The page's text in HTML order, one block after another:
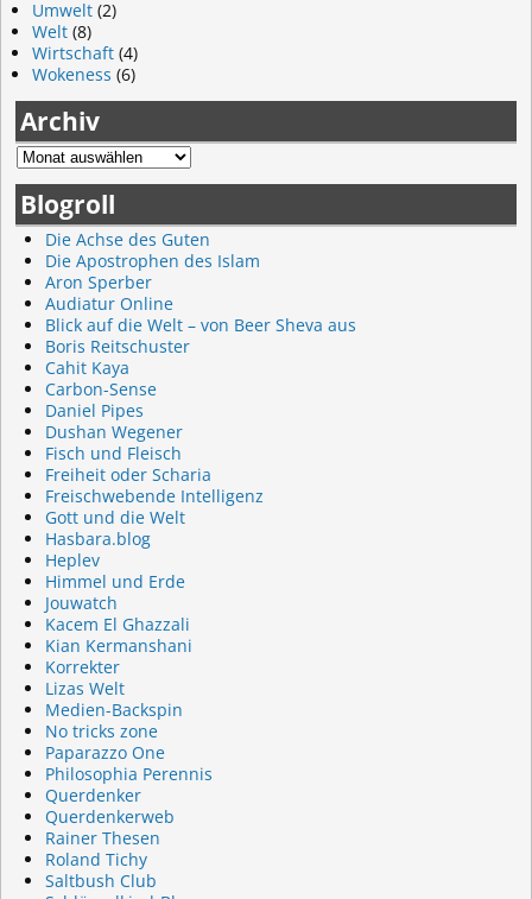
Umwelt (2)
Welt (8)
Wirtschaft (4)
Wokeness (6)
Archiv
Blogroll
Die Achse des Guten
Die Apostrophen des Islam
Aron Sperber
Audiatur Online
Blick auf die Welt – von Beer Sheva aus
Boris Reitschuster
Cahit Kaya
Carbon-Sense
Daniel Pipes
Dushan Wegener
Fisch und Fleisch
Freiheit oder Scharia
Freischwebende Intelligenz
Gott und die Welt
Hasbara.blog
Heplev
Himmel und Erde
Jouwatch
Kacem El Ghazzali
Kian Kermanshani
Korrekter
Lizas Welt
Medien-Backspin
No tricks zone
Paparazzo One
Philosophia Perennis
Querdenker
Querdenkerweb
Rainer Thesen
Roland Tichy
Saltbush Club